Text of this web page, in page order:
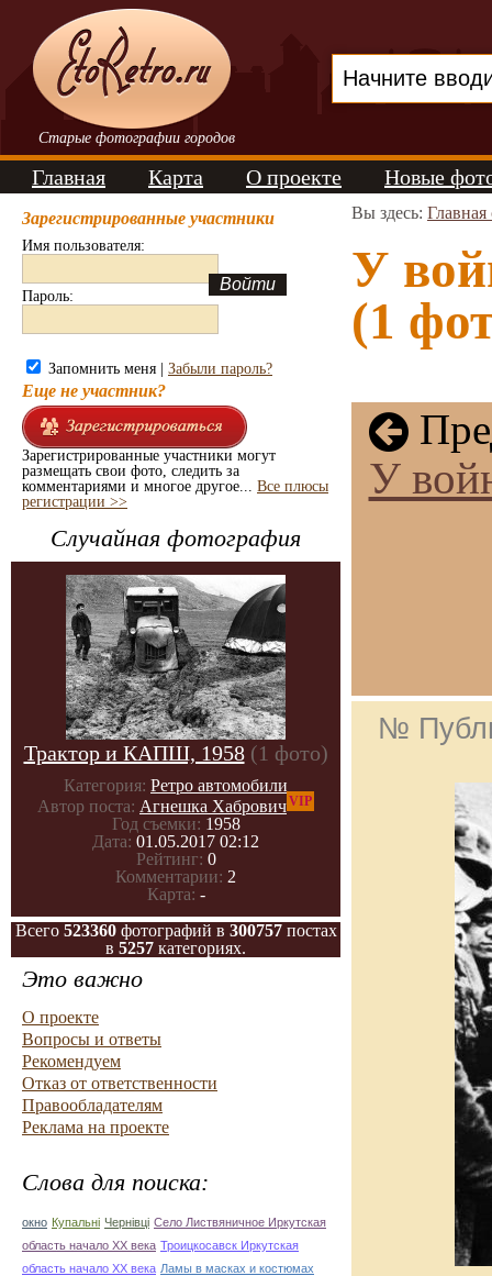
Старые фотографии городов
Главная Карта О проекте Новые
Зарегистрированные участники
Имя пользователя:
Пароль:
Запомнить меня | Забыли пароль?
Еще не участник?
Зарегистрированные участники могут
размещать свои фото, следить за
комментариями и многое другое... Все плюсы
регистрации >>
Случайная фотография
Трактор и КАПШ, 1958 (1 фото)
Категория: Ретро автомобили
Автор поста: Агнешка ХабровичVIP
Год съемки: 1958
Дата: 01.05.2017 02:12
Рейтинг: 0
Комментарии: 2
Карта: -
Всего 523360фотографий в 300757постах
в 5257 категориях.
Это важно
О проекте
Вопросы и ответы
Рекомендуем
Отказ от ответственности
Правообладателям
Реклама на проекте
Слова для поиска:
окно Купальні Чернівці Село Листвяничное Иркутская
область начало ХХ века Троицкосавск Иркутская
область начало ХХ века Ламы в масках и костюмах
Вы здесь: Главная
У
(1
У
№